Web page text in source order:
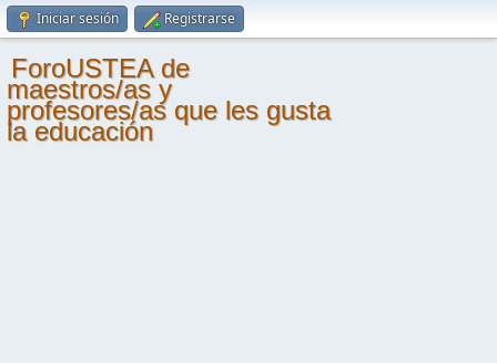
Iniciar sesión Registrarse
ForoUSTEA de
maestros/as y
profesores/as que les gusta
la educación